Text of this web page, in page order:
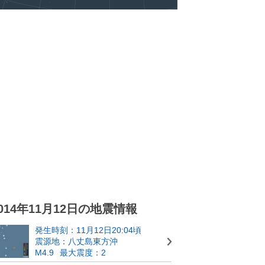
年11月12日の地震情報
発生時刻：11月12日20:04頃
震源地：八丈島東方沖
M4.9
最大震度：2